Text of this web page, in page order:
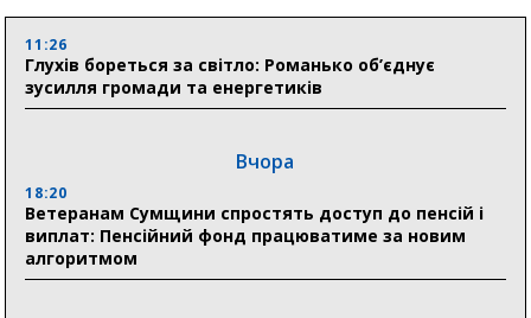
11:26
Глухів бореться за світло: Романько об’єднує
зусилля громади та енергетиків
Вчора
18:20
Ветеранам Сумщини спростять доступ до пенсій і
виплат: Пенсійний фонд працюватиме за новим
алгоритмом